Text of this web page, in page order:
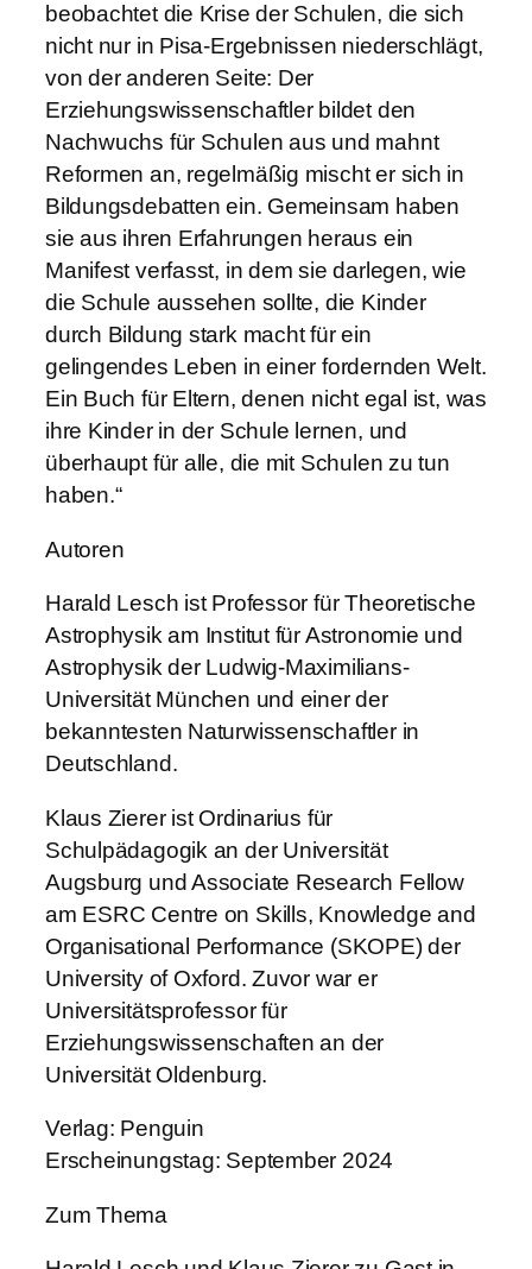
beobachtet die Krise der Schulen, die sich
nicht nur in Pisa-Ergebnissen niederschlägt,
von der anderen Seite: Der
Erziehungswissenschaftler bildet den
Nachwuchs für Schulen aus und mahnt
Reformen an, regelmäßig mischt er sich in
Bildungsdebatten ein. Gemeinsam haben
sie aus ihren Erfahrungen heraus ein
Manifest verfasst, in dem sie darlegen, wie
die Schule aussehen sollte, die Kinder
durch Bildung stark macht für ein
gelingendes Leben in einer fordernden Welt.
Ein Buch für Eltern, denen nicht egal ist, was
ihre Kinder in der Schule lernen, und
überhaupt für alle, die mit Schulen zu tun
haben.“
Autoren
Harald Lesch ist Professor für Theoretische
Astrophysik am Institut für Astronomie und
Astrophysik der Ludwig-Maximilians-
Universität München und einer der
bekanntesten Naturwissenschaftler in
Deutschland.
Klaus Zierer ist Ordinarius für
Schulpädagogik an der Universität
Augsburg und Associate Research Fellow
am ESRC Centre on Skills, Knowledge and
Organisational Performance (SKOPE) der
University of Oxford. Zuvor war er
Universitätsprofessor für
Erziehungswissenschaften an der
Universität Oldenburg.
Verlag: Penguin
Erscheinungstag: September 2024
Zum Thema